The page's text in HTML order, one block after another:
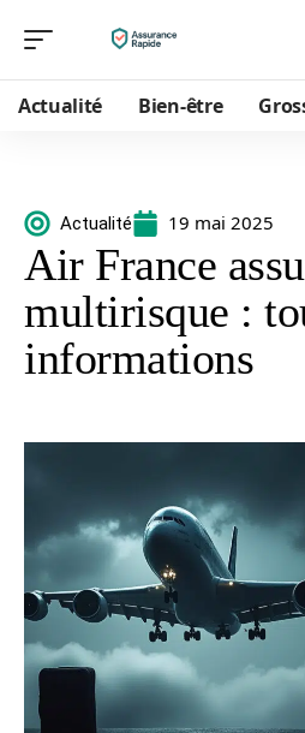
Actualité Bien-être
Actualité 19 mai 2025
Air France
multirisque :
informations